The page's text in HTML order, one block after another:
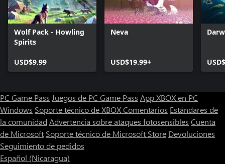
Wolf Pack - Howling
Spirits
USD$9.99
Neva
USD$19.99+
PC Game Pass Juegos de PC Game Pass App XBOX en PC
Windows Soporte técnico de XBOXComentarios Estándares de
la comunidad Advertencia sobre ataques fotosensibles Cuenta
de Microsoft Soporte técnico de Microsoft Store Devoluciones
Seguimiento de pedidos
Español (Nicaragua)